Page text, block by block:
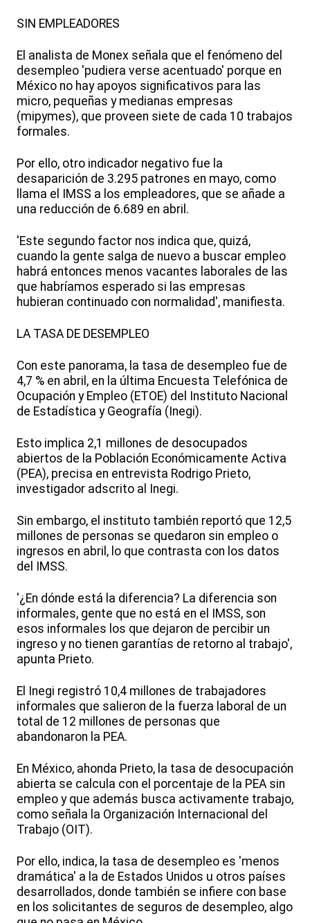
SIN EMPLEADORES
El analista de Monex señala que el fenómeno del
desempleo 'pudiera verse acentuado' porque en
México no hay apoyos significativos para las
micro, pequeñas y medianas empresas
(mipymes), que proveen siete de cada 10 trabajos
formales.
Por ello, otro indicador negativo fue la
desaparición de 3.295 patrones en mayo, como
llama el IMSS a los empleadores, que se añade a
una reducción de 6.689 en abril.
'Este segundo factor nos indica que, quizá,
cuando la gente salga de nuevo a buscar empleo
habrá entonces menos vacantes laborales de las
que habríamos esperado si las empresas
hubieran continuado con normalidad', manifiesta.
LA TASA DE DESEMPLEO
Con este panorama, la tasa de desempleo fue de
4,7 % en abril, en la última Encuesta Telefónica de
Ocupación y Empleo (ETOE) del Instituto Nacional
de Estadística y Geografía (Inegi).
Esto implica 2,1 millones de desocupados
abiertos de la Población Económicamente Activa
(PEA), precisa en entrevista Rodrigo Prieto,
investigador adscrito al Inegi.
Sin embargo, el instituto también reportó que 12,5
millones de personas se quedaron sin empleo o
ingresos en abril, lo que contrasta con los datos
del IMSS.
'¿En dónde está la diferencia? La diferencia son
informales, gente que no está en el IMSS, son
esos informales los que dejaron de percibir un
ingreso y no tienen garantías de retorno al trabajo',
apunta Prieto.
El Inegi registró 10,4 millones de trabajadores
informales que salieron de la fuerza laboral de un
total de 12 millones de personas que
abandonaron la PEA.
En México, ahonda Prieto, la tasa de desocupación
abierta se calcula con el porcentaje de la PEA sin
empleo y que además busca activamente trabajo,
como señala la Organización Internacional del
Trabajo (OIT).
Por ello, indica, la tasa de desempleo es 'menos
dramática' a la de Estados Unidos u otros países
desarrollados, donde también se infiere con base
en los solicitantes de seguros de desempleo, algo